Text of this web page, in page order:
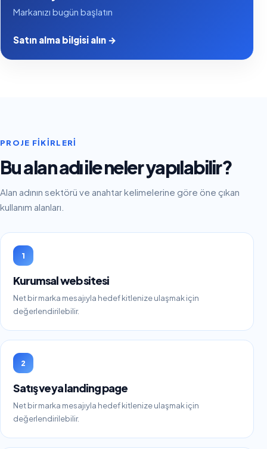
Markanızı bugün başlatın
Satın alma bilgisi alın →
PROJE FIKIRLERI
Bu alan adı ile neler yapılabilir?
Alan adının sektörü ve anahtar kelimelerine göre öne çıkan
kullanım alanları.
1
Kurumsal web sitesi
Net bir marka mesajıyla hedef kitlenize ulaşmak için
değerlendirilebilir.
2
Satış veya landing page
Net bir marka mesajıyla hedef kitlenize ulaşmak için
değerlendirilebilir.